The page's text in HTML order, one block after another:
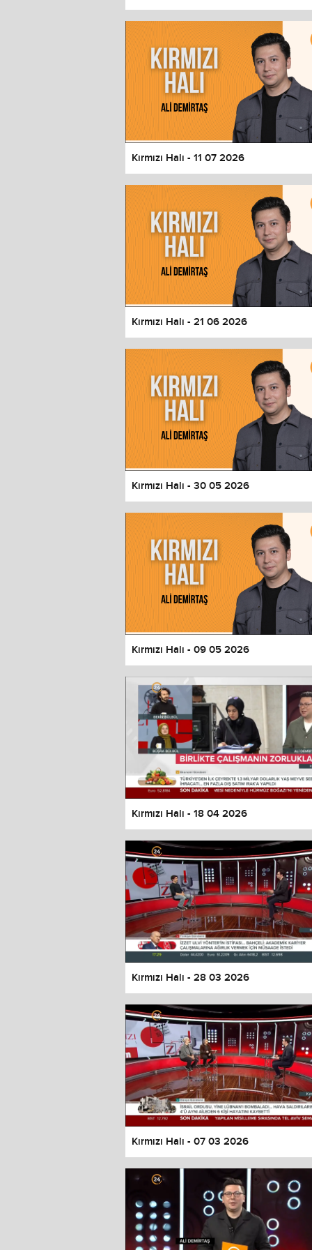
Window
Color
Transparency
Font Size
Text Edge Style
Font Family
Resetrestore all settings to the default
Close Modal Dialog
End of dialog window.
Kırmızı Halı - 11 07 2026
Kırmızı Halı - 21 06 2026
Kırmızı Halı - 30 05 2026
Kırmızı Halı - 09 05 2026
Kırmızı Halı - 18 04 2026
Kırmızı Halı - 28 03 2026
Kırmızı Halı - 07 03 2026